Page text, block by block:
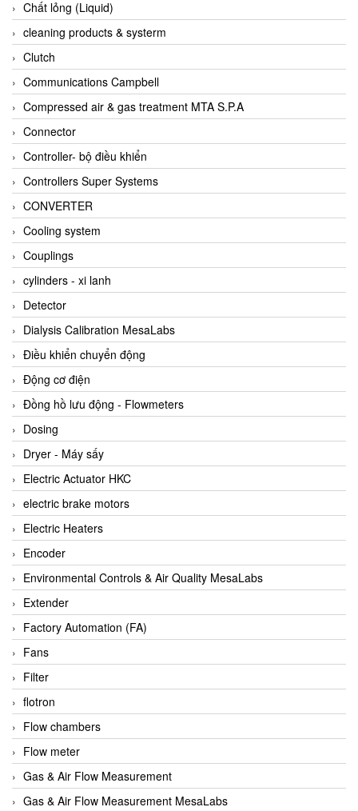
AI-Tek Vietnam
Akerstroms Viet Nam
AKO Armaturen & Separationstechnik
AKO Armaturen & Separationstechnik Vietnam
AKUSENSE
ALA OFFICINE SPA
Albrecht-Automatik Viet Nam
Allen Bradley Vietnam
Alpha Moisture Vietnam
Alpha-Achem Vietnam
Alphino
ALRE-IT Vietnam
Altech
Amarillo Gear
Ametek
AMPTRON Vietnam
AND Vietnam
ANDERSON-NEGELE
ANDILOG Technologies Vietnam
Anritsu
ANTEC S.A
Antico pumps
Anybus/ HMS
AOBEN
Apex Dynamics Vietnam
Apex Dynamics Vietnam
Apiste
APLISENS VietNam
Apollo Fire
Appleton
AQ Matic
Aqualabo Vietnam
Aquametro
Chất lỏng (Liquid)
cleaning products & systerm
Clutch
Communications Campbell
Compressed air & gas treatment MTA S.P.A
Connector
Controller- bộ điều khiển
Controllers Super Systems
CONVERTER
Cooling system
Couplings
cylinders - xi lanh
Detector
Dialysis Calibration MesaLabs
Điều khiển chuyển động
Động cơ điện
Đồng hồ lưu động - Flowmeters
Dosing
Dryer - Máy sấy
Electric Actuator HKC
electric brake motors
Electric Heaters
Encoder
Environmental Controls & Air Quality MesaLabs
Extender
Factory Automation (FA)
Fans
Filter
flotron
Flow chambers
Flow meter
Gas & Air Flow Measurement
Gas & Air Flow Measurement MesaLabs